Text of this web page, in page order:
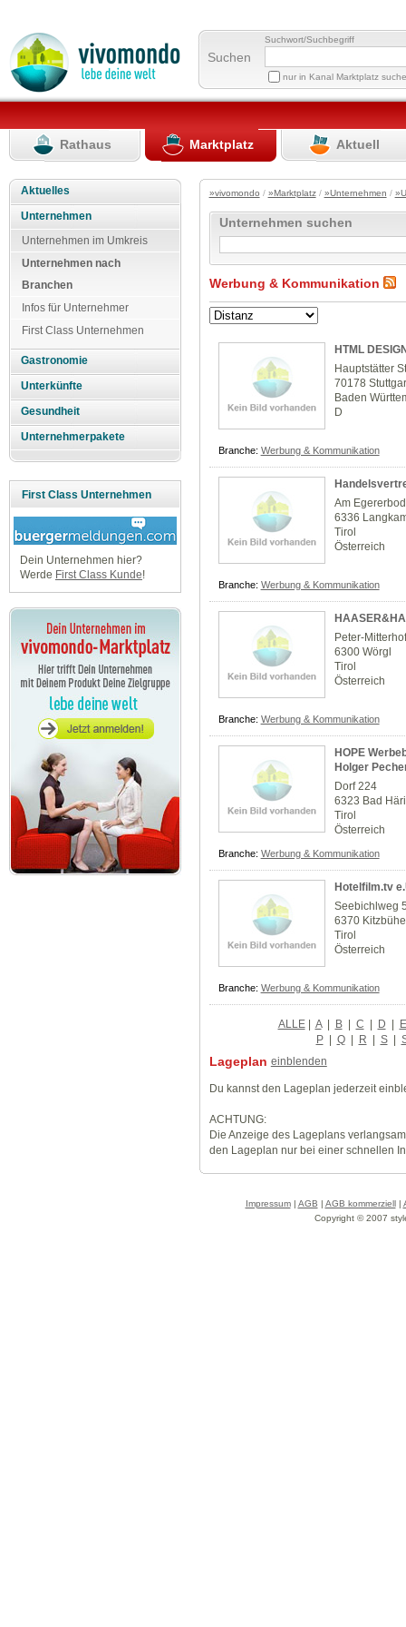
Suchen
Suchwort/Suchbegriff
nur in Kanal Marktplatz
Rathaus Marktplatz Aktuell
Aktuelles
Unternehmen
Unternehmen im Umkreis
Unternehmen nach
Branchen
Infos für Unternehmer
First Class Unternehmen
Gastronomie
Unterkünfte
Gesundheit
Unternehmerpakete
First Class Unternehmen
Dein Unternehmen hier?
Werde First Class Kunde!
»vivomondo / »Marktplatz/ »Unternehmen /
Unternehmen suchen
Werbung & Kommunikation
HTML
Hauptstätter
70178
Baden
D
Branche: Werbung & Kommunikation
Am
6336
Tirol
Österreich
Branche: Werbung & Kommunikation
Peter-
6300 Wörgl
Tirol
Österreich
Branche: Werbung & Kommunikation
HOPE
Holger
Dorf 224
6323 Bad
Tirol
Österreich
Branche: Werbung & Kommunikation
Hotelfilm.tv
Seebichlweg
6370
Tirol
Österreich
Branche: Werbung & Kommunikation
ALLE| A | B | C | D | E
P | Q | R | S |
Lageplan einblenden
Du kannst den Lageplan jederzeit
ACHTUNG:
Die Anzeige des Lageplans
den Lageplan nur bei einer schnellen
Impressum| AGB | AGB kommerziell|
Copyright © 2007